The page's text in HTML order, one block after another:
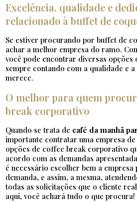
Excelência, qualidade e
relacionado à buffet de
Se estiver procurando por buffet de
achar a melhor empresa do ramo.
você pode encontrar diversas opções
sempre contando com a qualidade e
merece.
O melhor para quem
break corporativo
Quando se trata de café da manhã
importante contratar uma empresa
opções de coffee break corporativo
acordo com as demandas
é necessário escolher bem a empresa
demanda, e assim, a mesma,
todas as solicitações que o cliente
aqui, você achará tudo o que procura!